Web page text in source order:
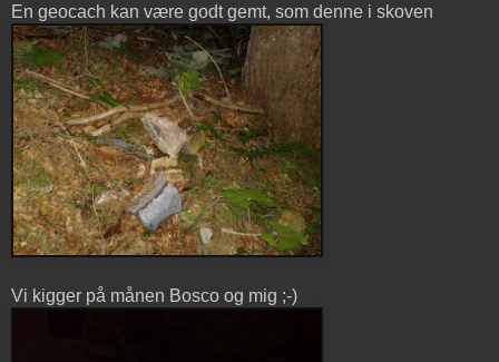
En geocach kan være godt gemt, som denne i skoven
Vi kigger på månen Bosco og mig ;-)